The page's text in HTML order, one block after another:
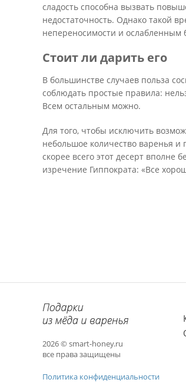
сладость способна вызвать
недостаточность. Однако такой
непереносимости и ослабленным
Стоит ли дарить его
В большинстве случаев польза
соблюдать простые правила:
Всем остальным можно.
Для того, чтобы исключить
небольшое количество варенья и
скорее всего этот десерт вполне
изречение Гиппократа: «Все
2026 © smart-honey.ru
все права защищены
Политика конфиденциальности